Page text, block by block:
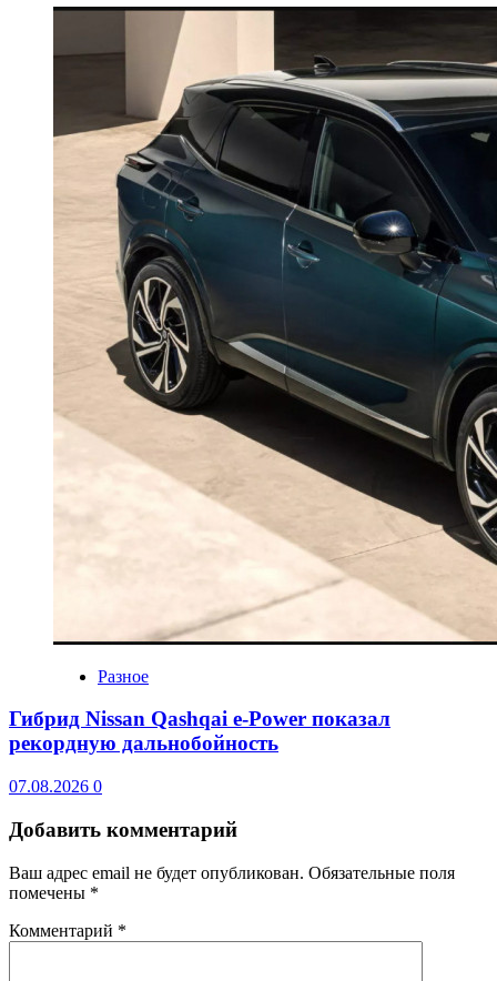
Разное
Гибрид Nissan Qashqai e-Power показал
рекордную дальнобойность
07.08.2026 0
Добавить комментарий
Ваш адрес email не будет опубликован. Обязательные поля
помечены *
Комментарий *